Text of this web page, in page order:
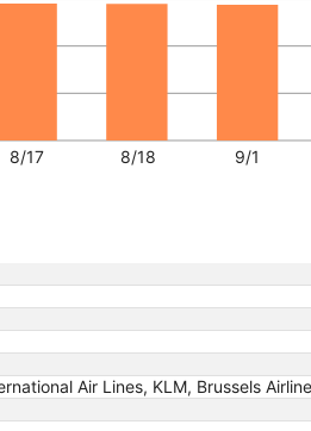
8/17 8/18 9/1
Air Lines, KLM, Brussels